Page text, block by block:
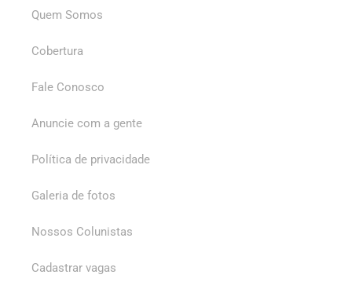
Quem Somos
Cobertura
Fale Conosco
Anuncie com a gente
Política de privacidade
Galeria de fotos
Nossos Colunistas
Cadastrar vagas